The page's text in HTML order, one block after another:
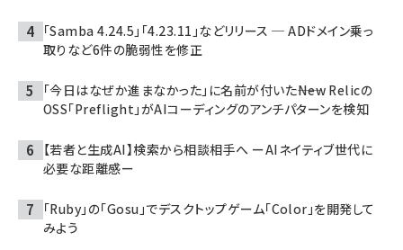
「Samba 4.24.5」「4.23.11」などリリース ─ ADドメイン乗っ
取りなど6件の脆弱性を修正
「今日はなぜか進まなかった」に名前が付いた――New Relicの
OSS「Preflight」がAIコーディングのアンチパターンを検知
【若者と生成AI】検索から相談相手へ ーAIネイティブ世代に
必要な距離感ー
「Ruby」の「Gosu」でデスクトップゲーム「Color」を開発して
みよう